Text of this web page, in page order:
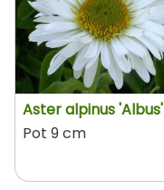
Aster alpinus 'Albus'
Pot 9 cm